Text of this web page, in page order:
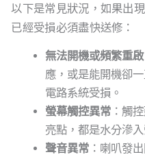
以下是常見狀況，如果出
已經受損必須盡快送修：
無法開機或頻繁重啟
應，或是能開機卻
電路系統受損。
螢幕觸控異常：觸
亮點，都是水分滲
聲音異常：喇叭發